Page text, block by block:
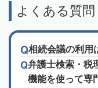
よくある質問
相続会議の利用
弁護士検索・税
機能を使って専